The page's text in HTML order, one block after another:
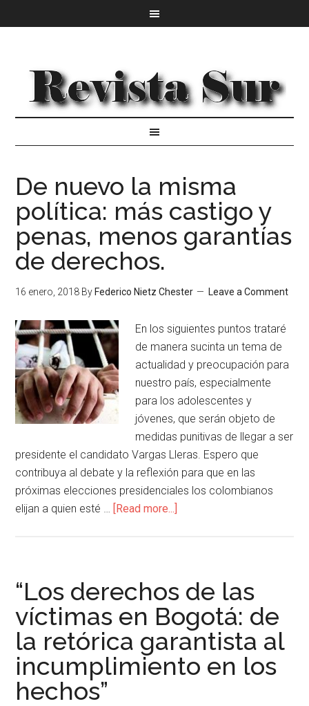
De nuevo la misma
política: más castigo y
penas, menos garantías
de derechos.
16 enero, 2018 By Federico Nietz Chester Leave a Comment
En los siguientes puntos trataré
de manera sucinta un tema de
actualidad y preocupación para
nuestro país, especialmente
para los adolescentes y
jóvenes, que serán objeto de
medidas punitivas de llegar a ser
presidente el candidato Vargas Lleras. Espero que
contribuya al debate y la reflexión para que en las
próximas elecciones presidenciales los colombianos
elijan a quien esté … [Read more...]
“Los derechos de las
víctimas en Bogotá: de
la retórica garantista al
incumplimiento en los
hechos”